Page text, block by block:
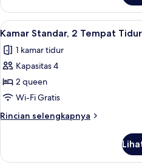
Bebas
Asap
Rokok
Kamar
Standar,
2
Tidur
Queen,
Asap
Rokok
Lihat
semua
foto
untuk
Kamar
Standar,
2
Tempat
Queen,
3
Kamar Standar, 2 Tempat
1 kamar tidur
Kapasitas 4
2 queen
Wi-Fi Gratis
Rincian selengkapnya
Rincian
Kamar